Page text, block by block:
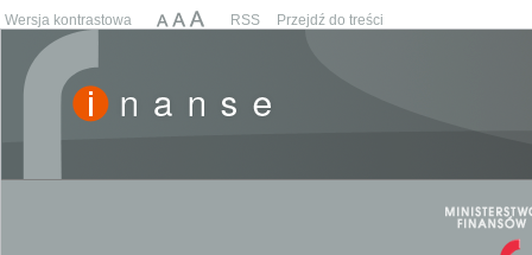
Wersja kontrastowa RSS Przejdź do treści